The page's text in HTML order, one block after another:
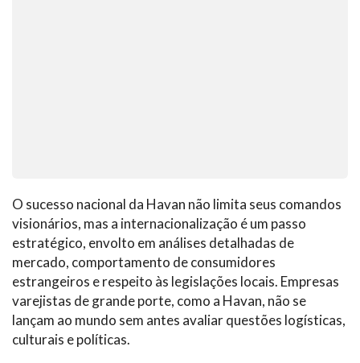
O sucesso nacional da Havan não limita seus comandos
visionários, mas a internacionalização é um passo
estratégico, envolto em análises detalhadas de
mercado, comportamento de consumidores
estrangeiros e respeito às legislações locais. Empresas
varejistas de grande porte, como a Havan, não se
lançam ao mundo sem antes avaliar questões logísticas,
culturais e políticas.